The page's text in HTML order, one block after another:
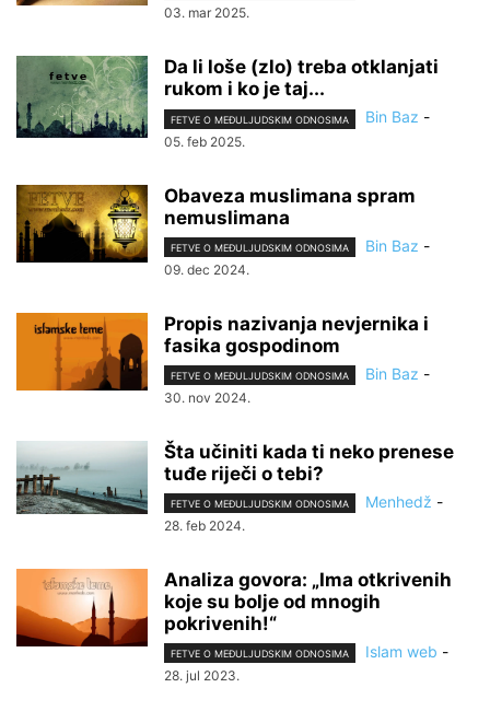
03. mar 2025.
Da li loše (zlo) treba otklanjati
rukom i ko je taj...
FETVE O MEĐULJUDSKIM ODNOSIMA Bin Baz -
05. feb 2025.
Obaveza muslimana spram
nemuslimana
FETVE O MEĐULJUDSKIM ODNOSIMA Bin Baz -
09. dec 2024.
Propis nazivanja nevjernika i
fasika gospodinom
FETVE O MEĐULJUDSKIM ODNOSIMA Bin Baz -
30. nov 2024.
Šta učiniti kada ti neko prenese
tuđe riječi o tebi?
FETVE O MEĐULJUDSKIM ODNOSIMA Menhedž -
28. feb 2024.
Analiza govora: „Ima otkrivenih
koje su bolje od mnogih
pokrivenih!“
FETVE O MEĐULJUDSKIM ODNOSIMA Islam web -
28. jul 2023.